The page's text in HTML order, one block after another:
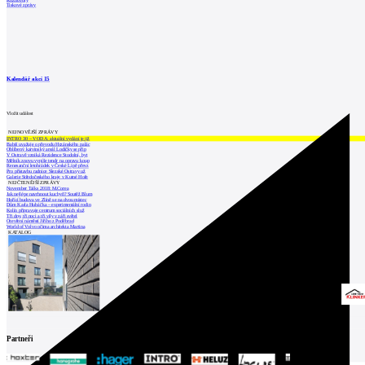
Tiskové zprávy
Kalendář akcí 15
Vložit událost
NEJNOVĚJŠÍ ZPRÁVY
INTRO 30 – VODA: aktuální vydání je již
Babiš uvažuje o převodu Hrzánského palác
Oblíbený karvinský areál Lodičky se přip
V Ostravě vzniká Rezidence Stodolní, byt
Mělník znovu vypíše tendr na opravu koup
Renesanční letohrádek v České Lípě převz
Pro přístavbu radnice Slezské Ostravy už
Galerie Středočeského kraje v Kutné Hoře
NEJČTENĚJŠÍ ZPRÁVY
November Talks 2018: M.Corea
Jak nejlépe navrhnout kuchyň? Soutěž Blum
Hořící budova ve Zlíně se na dvou místec
Dům Karla Hubáčka – experimentální rodin
Kolín připravuje centrum sociálních služ
Tři dny, tři noci a tři vily v záři světel
Otevření náměstí Jiřího z Poděbrad
World of Volvo očima architekta Martina
KATALOG
Partneři